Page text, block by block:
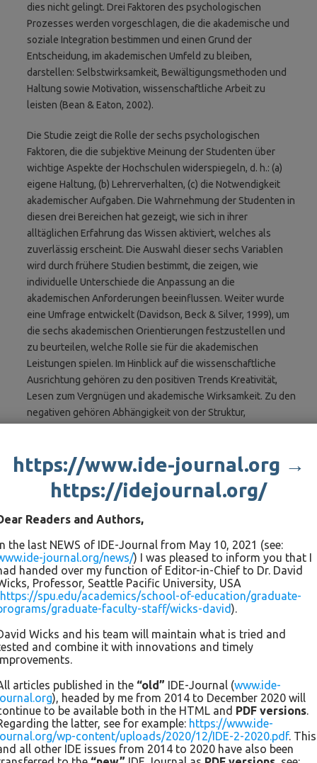
dies nicht gelingt. Drei Faktoren des psychologischen
Prozesses werden vorgeschlagen, die die akademische und
soziale Integration bestimmen und einen Grund der
Entscheidung, im akademischen Umfeld zu bleiben,
darstellen: Selbstwirksamkeit, Bewältigungsmethoden und
Haltung sowie Motivation, wissenschaftliche Arbeit zu
leisten (Bean & Eaton, 2002).
Die Studie zeigt die Rolle der sechs psychologischen
Faktoren, die die subjektive Meinung der Studenten über
wichtige Aspekte der Hochschulen widerspiegeln, d. h.: (a)
eigene Haltung, (b) Lehrerverhalten, (c) die Notwendigkeit
akademischer Aufgaben. Die Wahrnehmung der Studenten in
diesen drei Bereichen hat gezeigt, wie sich in ihrer
alltäglichen Erfahrung das Wissen aktiviert, welches als
zuverlässig erscheint. Die Auswahl dieser sechs Variablen
wird durch frühere Studien bestimmt, die zeigen, wie
individuelle Unterschiede die Anpassung an die
akademischen Anforderungen beeinflussen. Weiter wurde
eine Umfrage entwickelt (Davidson, Beck & Silver, 1999), um
die sechs akademischen Orientierungen festzustellen und
zu beurteilen, welche Rolle sie für die akademischen
Leistungen spielen. Im Hinblick auf die wissenschaftliche
Ausrichtung gehören zu den positiven Trends Kreativität,
Lesen zum Vergnügen und akademische Wirksamkeit. Zu den
negativen gehören Abhängigkeit von der Struktur,
Orientierungen und Erfüllen der akademischen
Verpflichtungen zeugen von der möglichen Integration in
den akademischen Prozess und führen dazu, dass die
und seinen Kollegen weist auch darauf hin, dass man die
individuellen Unterschiede in diesen Orientierungen (Erfolg,
Stress, Ausdauer und Beharrlichkeit) vorhersagen kann
(Davidson & Beck, 2004).
Forschungsergebnisse
Die Methodik beinhaltet sechs akademische Orientierungen
und 36 Fragen, die helfen, die berufliche Orientierung des
angehenden Pädagogen festzustellen. Das sind Faktoren, die
die Einstellung dem Studium gegenüber widerspiegeln:
Lesen zum Vergnügen, akademische Apathie, akademische
Selbstwirksamkeit, Misstrauen gegenüber Lehrkräften,
Versuche sich kreativ auszudrücken, Abhängigkeit von den
https://www.ide-journal.org →
https://idejournal.org/
Readers and Authors,
the last NEWS of IDE-Journal from May 10, 2021 (see:
journal.org/news/) I was pleased to inform you that I
handed over my function of Editor-in-Chief to Dr. David
Professor, Seattle Pacific University, USA
https://spu.edu/academics/school-of-education/graduate-
graduate-faculty-staff/wicks-david).
Wicks and his team will maintain what is tried and
and combine it with innovations and timely
articles published in the “old” IDE-Journal (www.ide-
), headed by me from 2014 to December 2020 will
to be available both in the HTML and PDF versions.
the latter, see for example: https://www.ide-
wp-content/uploads/2020/12/IDE-2-2020.pdf. This
all other IDE issues from 2014 to 2020 have also been